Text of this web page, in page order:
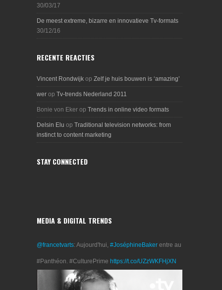
30/03/17
De meest extreme, bizarre en innovatieve Tv-formats
30/12/16
RECENTE REACTIES
Vincent Rondwijk op Zelf je huis bouwen is ‘amazing’
wer op Tv-trends Nederland 2011
Bonie von Eker op Trends in online video formats
Delsin Elu op Traditional television networks: from
instinct to content marketing
STAY CONNECTED
MEDIA & DIGITAL TRENDS
@francetvarts: Aujourd'hui, #JoséphineBaker entre au
#Panthéon. #CulturePrime https://t.co/UZzWKFHjXN